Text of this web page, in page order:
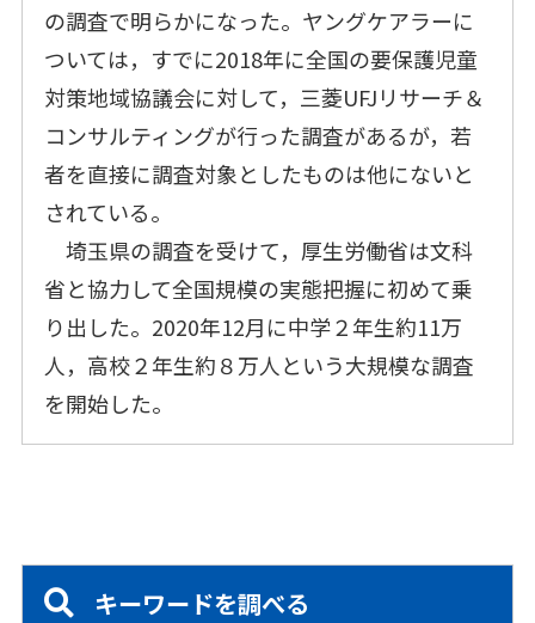
の調査で明らかになった。ヤングケアラーに
ついては，すでに2018年に全国の要保護児童
対策地域協議会に対して，三菱UFJリサーチ＆
コンサルティングが行った調査があるが，若
者を直接に調査対象としたものは他にないと
されている。
埼玉県の調査を受けて，厚生労働省は文科
省と協力して全国規模の実態把握に初めて乗
り出した。2020年12月に中学２年生約11万
人，高校２年生約８万人という大規模な調査
を開始した。
キーワードを調べる